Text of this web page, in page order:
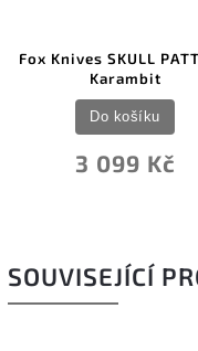
Fox Knives SKULL
Karambit
3 099 Kč
Do košíku
SOUVISEJÍCÍ